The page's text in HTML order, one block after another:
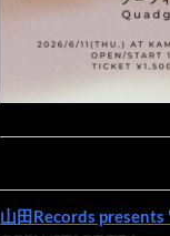
山田Records